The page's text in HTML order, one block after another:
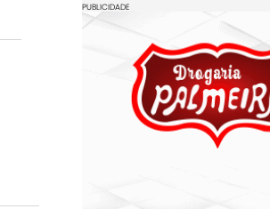
PUBLICIDADE